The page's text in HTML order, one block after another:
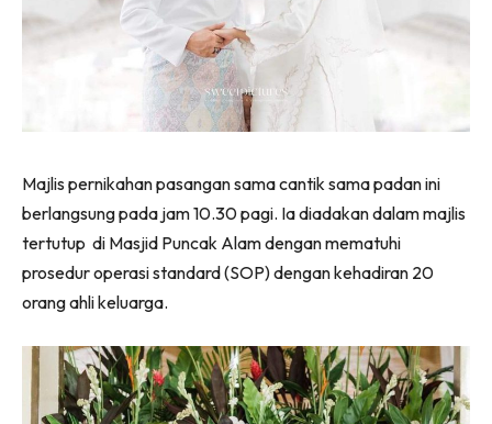
Majlis pernikahan pasangan sama cantik sama padan ini
berlangsung pada jam 10.30 pagi. Ia diadakan dalam majlis
tertutup di Masjid Puncak Alam dengan mematuhi
prosedur operasi standard (SOP) dengan kehadiran 20
orang ahli keluarga.